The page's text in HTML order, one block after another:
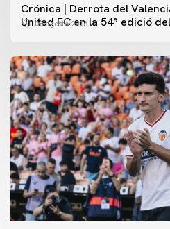
Crónica | Derrota del
United FC en la 54ª edició
08 agosto 2026